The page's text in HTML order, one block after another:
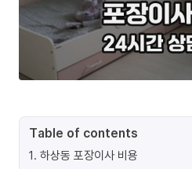
Table of contents
1. 하상동 포장이사 비용